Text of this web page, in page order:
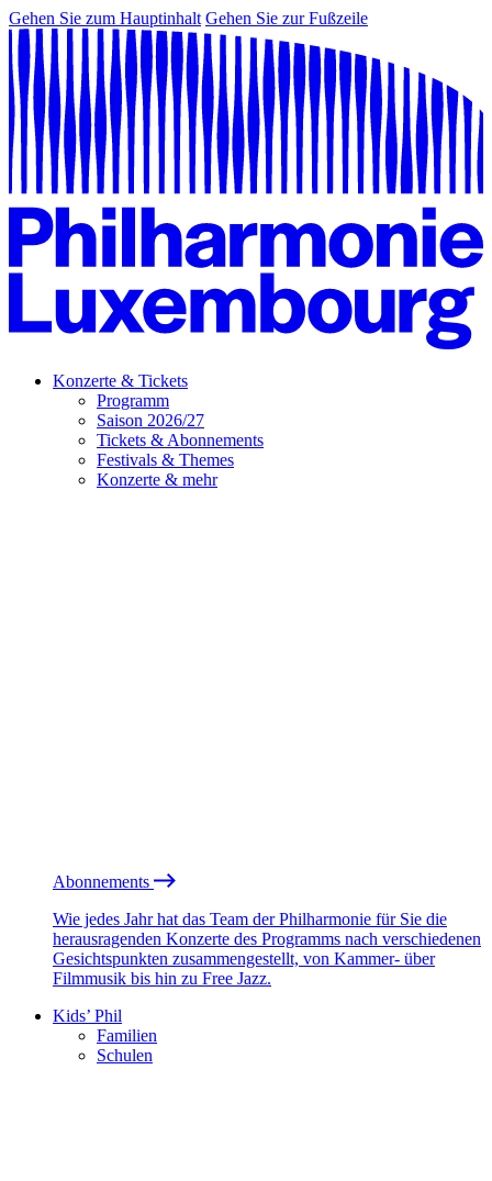
Gehen Sie zum Hauptinhalt Gehen Sie zur Fußzeile
Konzerte & Tickets
Programm
Saison 2026/27
Tickets & Abonnements
Festivals & Themes
Konzerte & mehr
Abonnements
Wie jedes Jahr hat das Team der Philharmonie für Sie die
herausragenden Konzerte des Programms nach verschiedenen
Gesichtspunkten zusammengestellt, von Kammer- über
Filmmusik bis hin zu Free Jazz.
Kids’ Phil
Familien
Schulen